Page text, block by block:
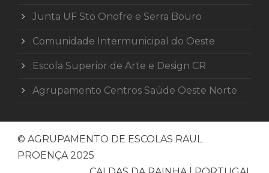
Junta UF Sto Onofre e Serra Bouro
Comunidade Intermunicipal do Oeste
Escola Superior de Arte e Design CR
Agrupamento Centros Saúde Oeste Norte
© AGRUPAMENTO DE ESCOLAS RAUL
PROENÇA 2025